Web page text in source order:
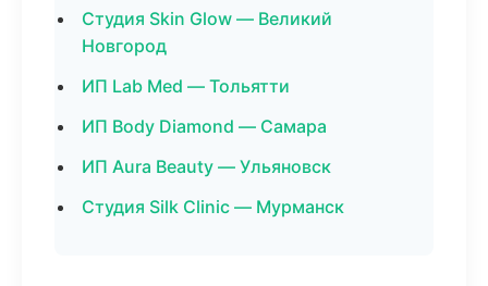
Студия Skin Glow — Великий
Новгород
ИП Lab Med — Тольятти
ИП Body Diamond — Самара
ИП Aura Beauty — Ульяновск
Студия Silk Clinic — Мурманск